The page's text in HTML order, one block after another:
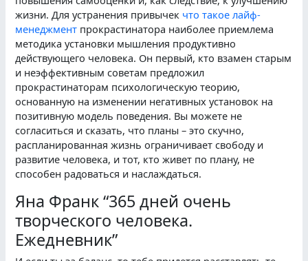
жизни. Для устранения привычек что такое лайф-
менеджмент прокрастинатора наиболее приемлема
методика установки мышления продуктивно
действующего человека. Он первый, кто взамен старым
и неэффективным советам предложил
прокрастинаторам психологическую теорию,
основанную на изменении негативных установок на
позитивную модель поведения. Вы можете не
согласиться и сказать, что планы – это скучно,
распланированная жизнь ограничивает свободу и
развитие человека, и тот, кто живет по плану, не
способен радоваться и наслаждаться.
Яна Франк “365 дней очень
творческого человека.
Ежедневник”